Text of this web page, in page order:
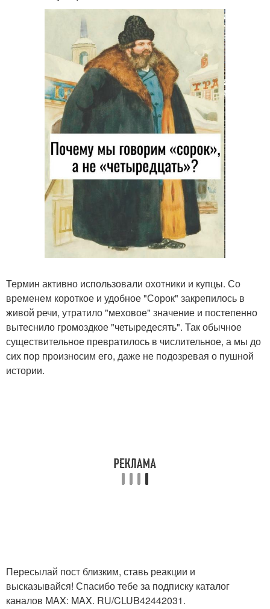
Термин активно использовали охотники и купцы. Со
временем короткое и удобное "Сорок" закрепилось в
живой речи, утратило "меховое" значение и постепенно
вытеснило громоздкое "четыредесять". Так обычное
существительное превратилось в числительное, а мы до
сих пор произносим его, даже не подозревая о пушной
истории.
Пересылай пост близким, ставь реакции и
высказывайся! Спасибо тебе за подписку каталог
каналов MAX: MAX. RU/CLUB42442031.